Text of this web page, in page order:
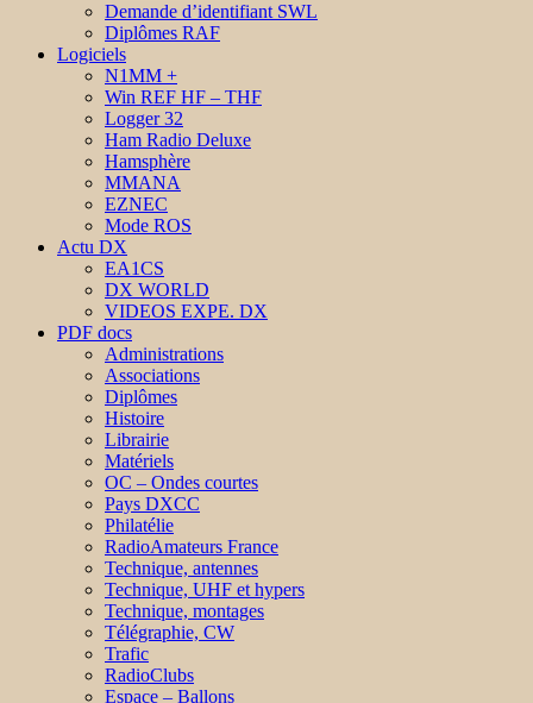
Demande d’identifiant SWL
Diplômes RAF
Logiciels
N1MM +
Win REF HF – THF
Logger 32
Ham Radio Deluxe
Hamsphère
MMANA
EZNEC
Mode ROS
Actu DX
EA1CS
DX WORLD
VIDEOS EXPE. DX
PDF docs
Administrations
Associations
Diplômes
Histoire
Librairie
Matériels
OC – Ondes courtes
Pays DXCC
Philatélie
RadioAmateurs France
Technique, antennes
Technique, UHF et hypers
Technique, montages
Télégraphie, CW
Trafic
RadioClubs
Espace – Ballons